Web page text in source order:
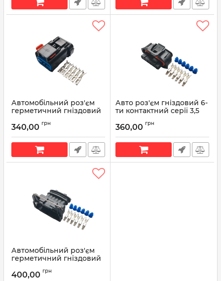
Автомобільний роз'єм
герметичний гніздовий
2,8мм аналог FCI
Артикул: 54200608
340,00 грн
Авто роз'єм гніздовий 6-
ти контактний серії 3,5
Артикул: 936394-2
360,00 грн
Автомобільний роз'єм
герметичний гніздовий
AMP TE 282767-2 серії
400,00 грн